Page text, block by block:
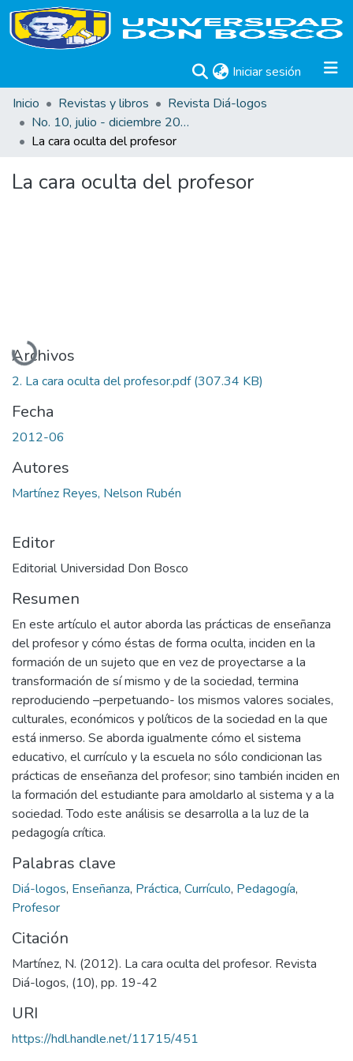
Iniciar sesión (current)
Inicio
Revistas y libros
Revista Diá-logos
No. 10, julio - diciembre 2012
La cara oculta del profesor
La cara oculta del profesor
Cargando...
Archivos
2. La cara oculta del profesor.pdf(307.34 KB)
Fecha
2012-06
Autores
Martínez Reyes, Nelson Rubén
Editor
Editorial Universidad Don Bosco
Resumen
En este artículo el autor aborda las prácticas de enseñanza
del profesor y cómo éstas de forma oculta, inciden en la
formación de un sujeto que en vez de proyectarse a la
transformación de sí mismo y de la sociedad, termina
reproduciendo –perpetuando- los mismos valores sociales,
culturales, económicos y políticos de la sociedad en la que
está inmerso. Se aborda igualmente cómo el sistema
educativo, el currículo y la escuela no sólo condicionan las
prácticas de enseñanza del profesor; sino también inciden en
la formación del estudiante para amoldarlo al sistema y a la
sociedad. Todo este análisis se desarrolla a la luz de la
pedagogía crítica.
Palabras clave
Diá-logos, Enseñanza, Práctica, Currículo, Pedagogía,
Profesor
Citación
Martínez, N. (2012). La cara oculta del profesor. Revista
Diá-logos, (10), pp. 19-42
URI
https://hdl.handle.net/11715/451